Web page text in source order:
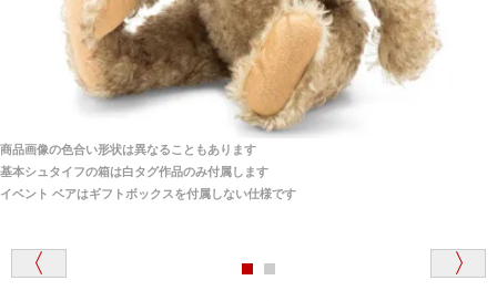
商品は直接海外から届くのですか。受取の際、関税な
どはかかりますか？
商品は全て当店へ入荷させたのち欠品を行いお客様
関税はすべて当店にて処理しますのでお客様のご負担
は一切ありません。
商品が届くまでにはどのくらいの期間がかかります
か？
「送られる際にメールなどで届けて頂きとても
安心感がありました」
大阪府 Y・W 様 （男性）
「取り扱っているNetショップで一番信用出来
商品画像の色合い形状は異なることもあります
基本シュタイフの箱は白タグ作品のみ付属します
イベント ベアはギフトボックスを付属しない仕様です